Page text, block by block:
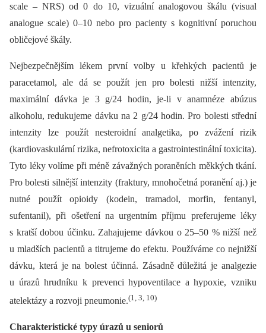
scale –⁠ NRS) od 0 do 10, vizuální analogovou škálu (visual
analogue scale) 0–10 nebo pro pacienty s kognitivní poruchou
obličejové škály.
Nejbezpečnějším lékem první volby u křehkých pacientů je
paracetamol, ale dá se použít jen pro bolesti nižší intenzity,
maximální dávka je 3 g/24 hodin, je-li v anamnéze abúzus
alkoholu, redukujeme dávku na 2 g/24 hodin. Pro bolesti střední
intenzity lze použít nesteroidní analgetika, po zvážení rizik
(kardiovaskulární rizika, nefrotoxicita a gastrointestinální toxicita).
Tyto léky volíme při méně závažných poraněních měkkých tkání.
Pro bolesti silnější intenzity (fraktury, mnohočetná poranění aj.) je
nutné použít opioidy (kodein, tramadol, morfin, fentanyl,
sufentanil), při ošetření na urgentním příjmu preferujeme léky
s kratší dobou účinku. Zahajujeme dávkou o 25–50 % nižší než
u mladších pacientů a titrujeme do efektu. Používáme co nejnižší
dávku, která je na bolest účinná. Zásadně důležitá je analgezie
u úrazů hrudníku k prevenci hypoventilace a hypoxie, vzniku
atelektázy a rozvoji pneumonie.(1, 3, 10)
Charakteristické typy úrazů u seniorů